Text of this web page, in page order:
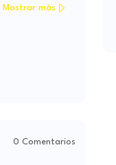
Mostrar más
0 Comentarios